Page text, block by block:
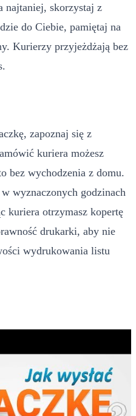
najtaniej, skorzystaj z
do Ciebie, pamiętaj na
Kurierzy przyjeżdżają bez
zapoznaj się z
kuriera możesz
bez wychodzenia z domu.
wyznaczonych godzinach
kuriera otrzymasz kopertę
drukarki, aby nie
wydrukowania listu